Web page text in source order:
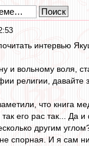
интервью
и вольному воля,
религии, давайте
что книга
его рас так... Да
другим
спорная. И я сам